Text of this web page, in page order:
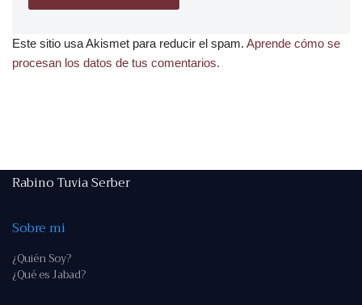
Este sitio usa Akismet para reducir el spam. Aprende cómo se
procesan los datos de tus comentarios.
Rabino Tuvia Serber
Sobre mi
¿Quién Soy?
¿Qué es Jabad?